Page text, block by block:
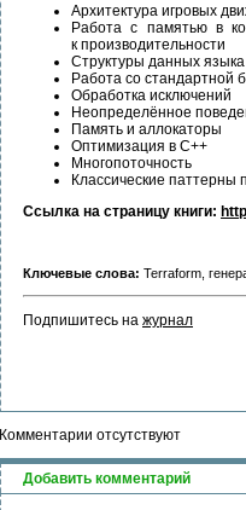
Архитектура игровых
Работа с памятью в
к производительности
Структуры данных
Работа со стандартной
Обработка исключений
Неопределённое
Память и аллокаторы
Оптимизация в C++
Многопоточность
Классические паттерны
Ссылка на страницу книги:
Ключевые слова: Terraform,
Подпишитесь на журнал
Комментарии отсутствуют
Добавить комментарий